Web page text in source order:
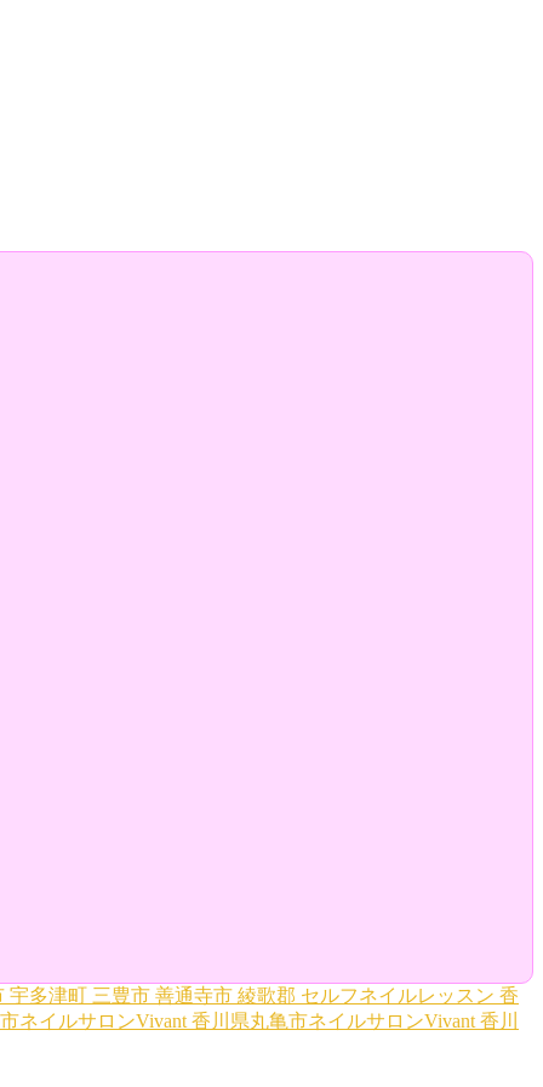
宇多津町 三豊市 善通寺市 綾歌郡 セルフネイルレッスン 香
ネイルサロンVivant 香川県丸亀市ネイルサロンVivant 香川